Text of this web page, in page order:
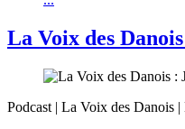
La Voix des
Podcast | La Voix des Danois |